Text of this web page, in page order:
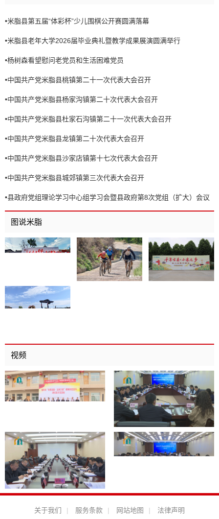
•米脂县第五届“体彩杯”少儿围棋公开赛圆满落幕
•米脂县老年大学2026届毕业典礼暨教学成果展演圆满举行
•杨树森看望慰问老党员和生活困难党员
•中国共产党米脂县桃镇第二十一次代表大会召开
•中国共产党米脂县杨家沟镇第二十次代表大会召开
•中国共产党米脂县杜家石沟镇第二十一次代表大会召开
•中国共产党米脂县龙镇第二十次代表大会召开
•中国共产党米脂县沙家店镇第十七次代表大会召开
•中国共产党米脂县城郊镇第三次代表大会召开
•县政府党组理论学习中心组学习会暨县政府第8次党组（扩大）会议
召开
图说米脂
视频
关于我们 | 服务条款 | 网站地图 | 法律声明